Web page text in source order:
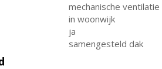
mechanische ventilatie
in woonwijk
ja
samengesteld dak